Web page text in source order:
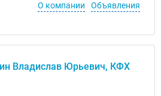
О компании
Объявления
Владислав Юрьевич, КФХ